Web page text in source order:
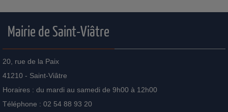
Mairie de Saint-Viâtre
20, rue de la Paix
41210 - Saint-Viâtre
Horaires : du mardi au samedi de 9h00 à 12h00
Téléphone : 02 54 88 93 20